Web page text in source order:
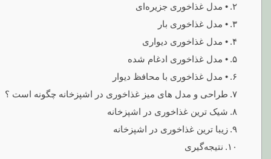
• مدل غذاخوری جزیره‌ای
• مدل غذاخوری بار
• مدل غذاخوری دیواری
• مدل غذاخوری ادغام شده
• مدل غذاخوری با محافظ دیوار
طراحی و مدل های میز غذاخوری در اشپزخانه چگونه است ؟
شیک ترین غذاخوری در اشپزخانه
زیبا ترین غذاخوری در اشپزخانه
نتیجه‌گیری